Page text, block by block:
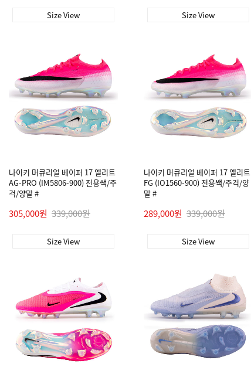
Size View Size View
나이키 머큐리얼 베이퍼 17 엘리트
AG-PRO (IM5806-900) 전용쌕/주
걱/양말 #
305,000원 339,000원
Size View
나이키 머큐리얼 베이퍼 17 엘리트
FG (IO1560-900) 전용쌕/주걱/양
말 #
289,000원 339,000원
Size View